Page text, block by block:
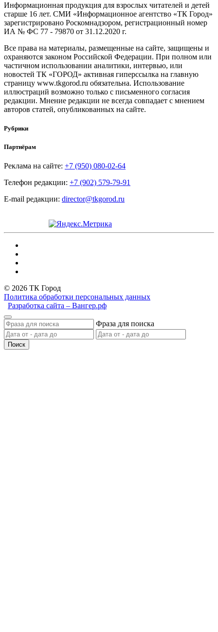
Информационная продукция для взрослых читателей и детей
старше 16 лет. СМИ «Информационное агентство «ТК Город»
зарегистрировано Роскомнадзором, регистрационный номер
ИА № ФС 77 - 79870 от 31.12.2020 г.
Все права на материалы, размещенные на сайте, защищены и
охраняются законом Российской Федерации. При полном или
частичном использовании аналитики, интервью, или
новостей ТК «ГОРОД» активная гиперссылка на главную
страницу www.tkgorod.ru обязательна. Использование
иллюстраций возможно только с письменного согласия
редакции. Мнение редакции не всегда совпадает с мнением
авторов статей, опубликованных на сайте.
Рубрики
Партнёрам
Реклама на сайте: +7 (950) 080-02-64
Телефон редакции: +7 (902) 579-79-91
E-mail редакции: director@tkgorod.ru
© 2026 ТК Город
Политика обработки персональных данных
Разработка сайта – Вангер.рф
Фраза для поиска
Поиск